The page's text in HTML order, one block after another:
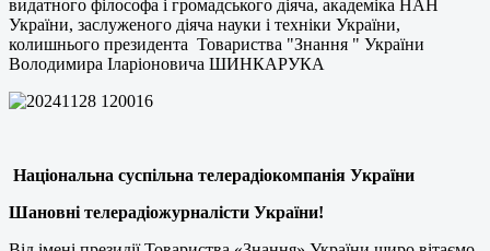
видатного філософа і громадського діяча, академіка НАН
України, заслуженого діяча науки і техніки України,
колишнього президента Товариства "Знання " України
Володимира Іларіоновича ШИНКАРУКА
Національна суспільна телерадіокомпанія України
Шановні телерадіожурналісти України!